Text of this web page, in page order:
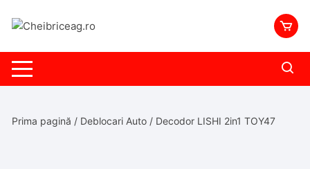
Prima pagină / Deblocari Auto / Decodor LISHI 2in1 TOY47